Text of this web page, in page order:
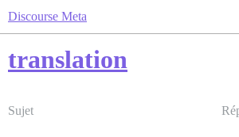
Discourse Meta
translation
Sujet